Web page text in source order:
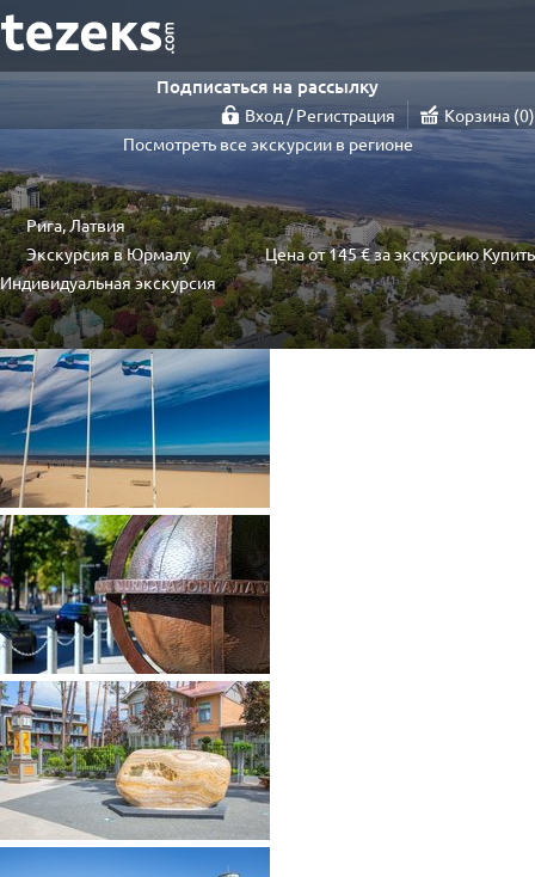
Подписаться на рассылку
Вход / Регистрация Корзина 0
Посмотреть все экскурсии в регионе
Рига, Латвия
Экскурсия в Юрмалу
Индивидуальная экскурсия
Цена от145 €за экскурсиюКупить